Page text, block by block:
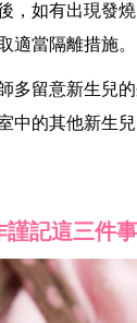
，如有出現發
適當隔離措施。
多留意新生兒
中的其他新生兒
記這三件事